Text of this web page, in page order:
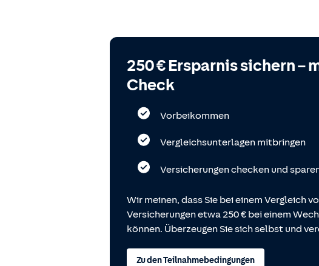
250 € Ersparnis sichern –
Check
Vorbeikommen
Vergleichsunterlagen mitbringen
Versicherungen checken und
Wir meinen, dass Sie bei einem Vergleich
Versicherungen etwa 250 € bei einem
können. Überzeugen Sie sich selbst und
Zu den Teilnahmebedingungen